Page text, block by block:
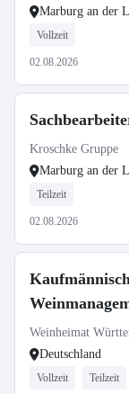
Marburg an der
Vollzeit
02.08.2026
Kroschke Gruppe
Marburg an der
Teilzeit
02.08.2026
Weinheimat
Deutschland
Vollzeit Teilzeit